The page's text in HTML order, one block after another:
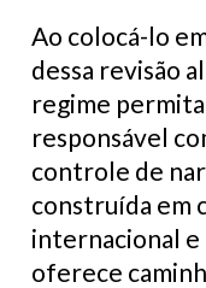
Ao colocá-lo
dessa revisão
regime
responsável
controle de
construída em
internacional e
oferece